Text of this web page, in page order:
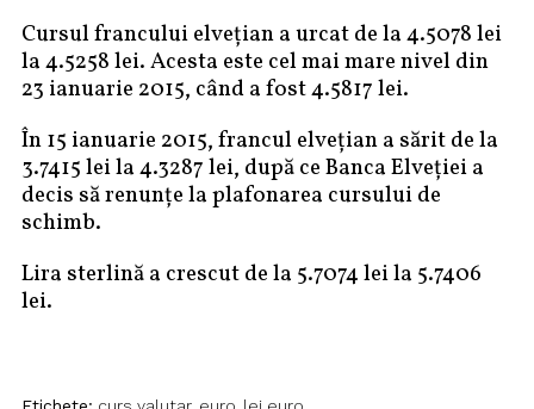
Cursul francului elveţian a urcat de la 4.5078 lei
la 4.5258 lei. Acesta este cel mai mare nivel din
23 ianuarie 2015, când a fost 4.5817 lei.
În 15 ianuarie 2015, francul elveţian a sărit de la
3.7415 lei la 4.3287 lei, după ce Banca Elveţiei a
decis să renunţe la plafonarea cursului de
schimb.
Lira sterlină a crescut de la 5.7074 lei la 5.7406
lei.